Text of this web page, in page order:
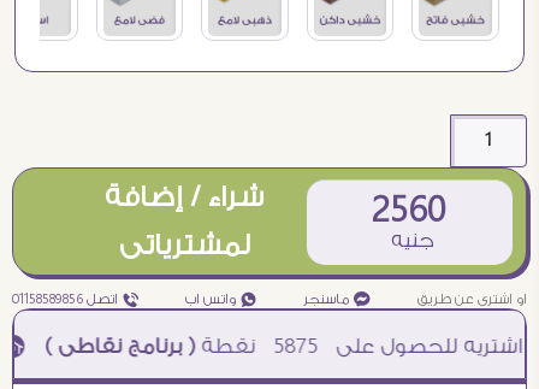
2560
جنيه
شراء / إضافة
لمشترياتى
او اشترى عن طريق ¥ ماسنجر ₧ واتس اب ƒ اتصل 01158589856
5875 نقطة( برنامج نقاطى )à خصم 5% للعملاء الجدد à شحن مجانى عند الشراء ب 4000 جنيه à